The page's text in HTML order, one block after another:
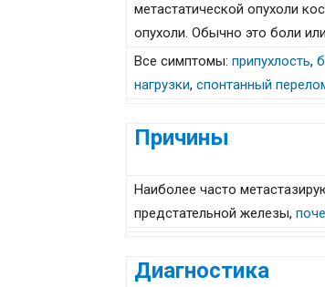
метастатической опухоли
опухоли. Обычно это боли
Все симптомы: припухлость,
нагрузки, спонтанный
Причины
Наиболее часто
предстательной железы,
Диагностика